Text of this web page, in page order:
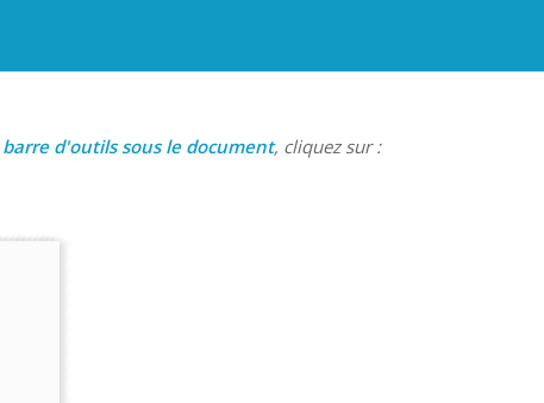
barre d'outils sous le document, cliquez sur :